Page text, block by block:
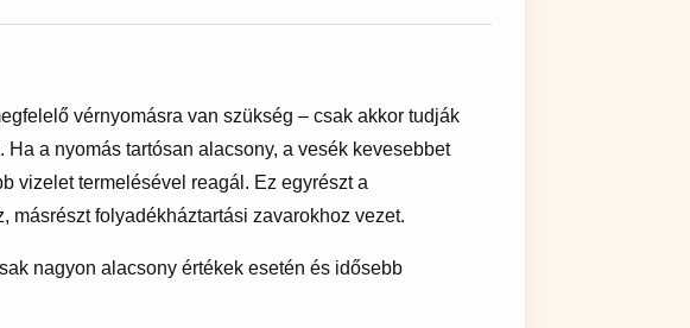
vérnyomásra van szükség – csak akkor tudják
a nyomás tartósan alacsony, a vesék kevesebbet
vizelet termelésével reagál. Ez egyrészt a
másrészt folyadékháztartási zavarokhoz vezet.
nagyon alacsony értékek esetén és idősebb